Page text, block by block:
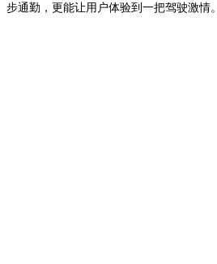
步通勤，更能让用户体验到一把驾驶激情。